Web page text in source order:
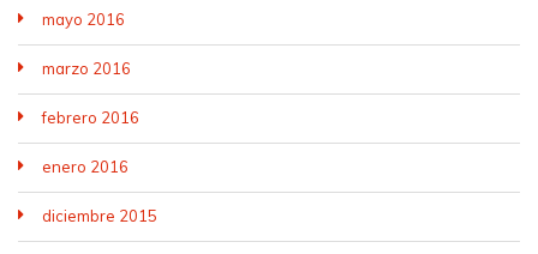
mayo 2016
marzo 2016
febrero 2016
enero 2016
diciembre 2015